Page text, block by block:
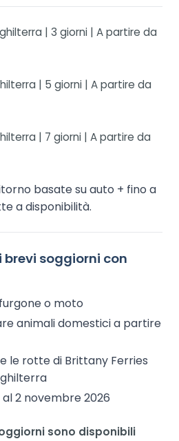
| 3 giorni | A partire da
| 5 giorni | A partire da
| 7 giorni | A partire da
basate su auto + fino a
a disponibilità.
brevi soggiorni con
o moto
animali domestici a partire
le rotte di Brittany Ferries
2 novembre 2026
sono disponibili